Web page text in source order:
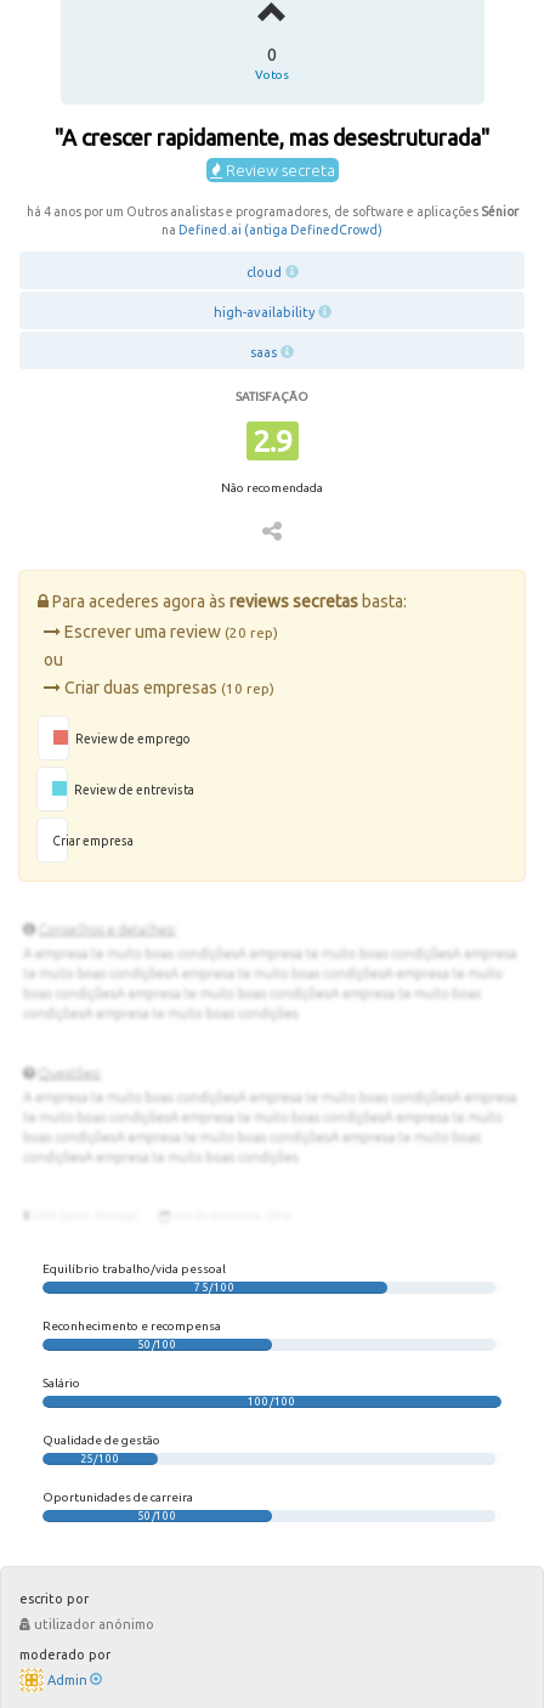
0
Votos
"A crescer rapidamente, mas desestruturada"
Review secreta
há 4 anos por um Outros analistas e programadores, de software e aplicações Sénior
na Defined.ai (antiga DefinedCrowd)
cloud
high-availability
saas
SATISFAÇÃO
2.9
Não recomendada
Para acederes agora às reviews secretas basta:
Escrever uma review (20 rep)
ou
Criar duas empresas (10 rep)
Review de emprego
Review de entrevista
Criar empresa
Equilíbrio trabalho/vida pessoal
75/100
Reconhecimento e recompensa
50/100
Salário
100/100
Qualidade de gestão
25/100
Oportunidades de carreira
50/100
escrito por
utilizador anónimo
moderado por
Admin